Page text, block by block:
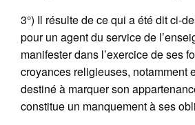
3°) Il résulte de ce qui a été dit ci-
pour un agent du service de
manifester dans l’exercice de ses
croyances religieuses, notamment
destiné à marquer son
constitue un manquement à ses